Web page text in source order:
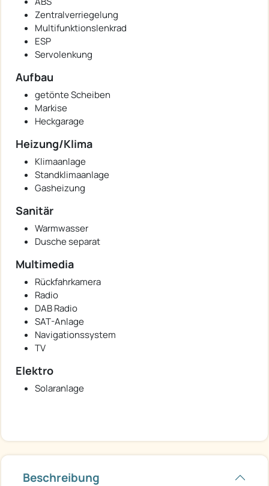
Zentralverriegelung
Multifunktionslenkrad
ESP
Servolenkung
Aufbau
getönte Scheiben
Markise
Heckgarage
Heizung/Klima
Klimaanlage
Standklimaanlage
Gasheizung
Sanitär
Warmwasser
Dusche separat
Multimedia
Rückfahrkamera
Radio
DAB Radio
SAT-Anlage
Navigationssystem
TV
Elektro
Solaranlage
Beschreibung